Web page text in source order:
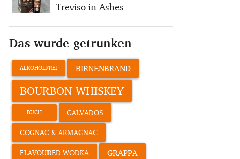
Treviso in Ashes
Das wurde getrunken
ALKOHOLFREI BIRNENBRAND
BOURBON WHISKEY
BUCH CALVADOS
COGNAC & ARMAGNAC
FLAVOURED WODKA GRAPPA